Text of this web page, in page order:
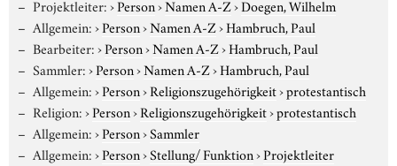
Projektleiter:›Person›Namen A-Z›Doegen, Wilhelm
Allgemein:›Person›Namen A-Z›Hambruch, Paul
Bearbeiter:›Person›Namen A-Z›Hambruch, Paul
Sammler:›Person›Namen A-Z›Hambruch, Paul
Allgemein:›Person›Religionszugehörigkeit›protestantisch
Religion:›Person›Religionszugehörigkeit›protestantisch
Allgemein:›Person›Sammler
Allgemein:›Person›Stellung/ Funktion›Projektleiter